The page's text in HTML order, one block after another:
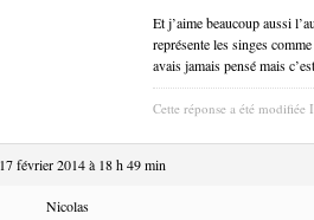
Et j’aime beaucoup aussi
représente les singes
avais jamais pensé mais
Cette réponse a été
17 février 2014 à 18 h 49 min
Nicolas